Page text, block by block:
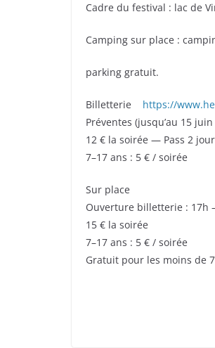
Cadre du festival : lac de
Camping sur place :
parking gratuit.
Billetterie
https://
Préventes (jusqu’au 15
12 € la soirée — Pass 2
7–17 ans : 5 € / soirée
Sur place
Ouverture billetterie : 17h
15 € la soirée
7–17 ans : 5 € / soirée
Gratuit pour les moins de